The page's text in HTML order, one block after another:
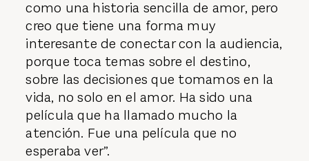
como una historia sencilla de amor, pero
creo que tiene una forma muy
interesante de conectar con la audiencia,
porque toca temas sobre el destino,
sobre las decisiones que tomamos en la
vida, no solo en el amor. Ha sido una
película que ha llamado mucho la
atención. Fue una película que no
esperaba ver”.